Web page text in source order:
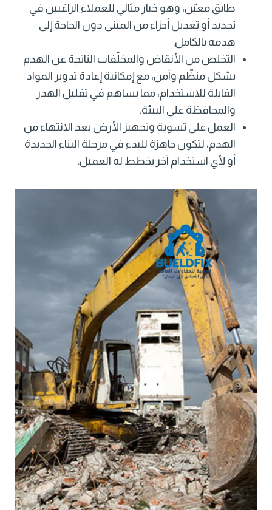
طابق معيّن، وهو خيار مثالي للعملاء الراغبين في
تجديد أو تعديل أجزاء من المبنى دون الحاجة إلى
هدمه بالكامل.
التخلص من الأنقاض والمخلّفات الناتجة عن الهدم
بشكل منظّم وآمن، مع إمكانية إعادة تدوير المواد
القابلة للاستخدام، مما يساهم في تقليل الهدر
والمحافظة على البيئة.
العمل على تسوية وتجهيز الأرض بعد الانتهاء من
الهدم، لتكون جاهزة للبدء في مرحلة البناء الجديدة
أو لأي استخدام آخر يخطط له العميل.